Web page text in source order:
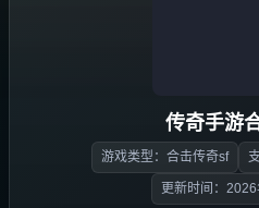
传奇手游
游戏类型：合击传奇sf
更新时间：